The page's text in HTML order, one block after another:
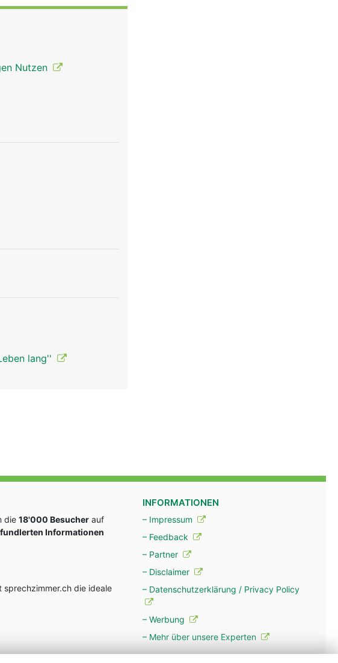
Nutzen
lang''
die 18'000 Besucher auf
Informationen
sprechzimmer.ch die ideale
INFORMATIONEN
– Impressum
– Feedback
– Partner
– Disclaimer
– Datenschutzerklärung / Privacy Policy
– Werbung
– Mehr über unsere Experten